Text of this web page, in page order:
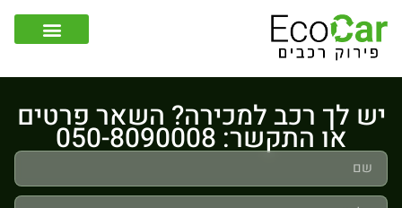
יש לך רכב למכירה? השאר פרטים
או התקשר: 050-8090008